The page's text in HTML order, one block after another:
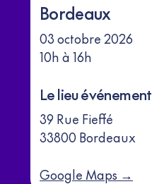
Bordeaux
03 octobre 2026
10h à 16h
Le lieu événement
39 Rue Fieffé
33800 Bordeaux
Google Maps →